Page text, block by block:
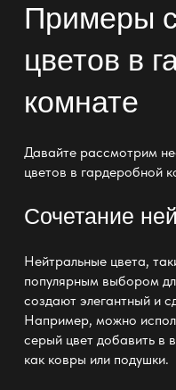
Примеры
цветов в
комнате
Давайте рассмотрим
цветов в гардеробной
Сочетание
Нейтральные цвета,
популярным выбором
создают элегантный и
Например, можно
серый цвет добавить в
как ковры или подушки.